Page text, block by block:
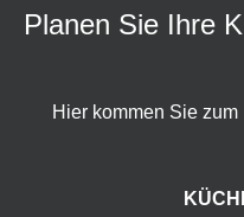
Planen Sie Ihre
Hier kommen Sie